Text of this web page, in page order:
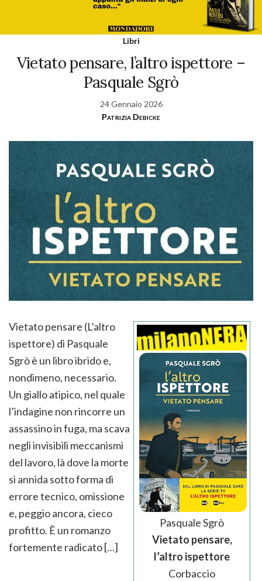
Libri
Vietato pensare, l’altro ispettore –
Pasquale Sgrò
24 Gennaio 2026
Patrizia Debicke
Pasquale Sgrò
Vietato pensare,
l’altro ispettore
Corbaccio
Vietato pensare (L’altro
ispettore) di Pasquale
Sgrò è un libro ibrido e,
nondimeno, necessario.
Un giallo atipico, nel quale
l’indagine non rincorre un
assassino in fuga, ma scava
negli invisibili meccanismi
del lavoro, là dove la morte
si annida sotto forma di
errore tecnico, omissione
e, peggio ancora, cieco
profitto. È un romanzo
fortemente radicato […]